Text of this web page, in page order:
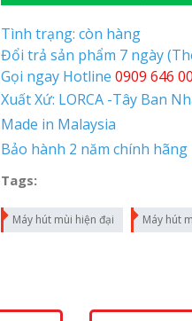
Tình trạng: còn hàng
Đổi trả sản phẩm 7 ngày
Gọi ngay Hotline 0909 646
Xuất Xứ: LORCA -Tây Ban
Made in Malaysia
Bảo hành 2 năm chính hãng
Tags:
Máy hút mùi hiện đại Máy hút